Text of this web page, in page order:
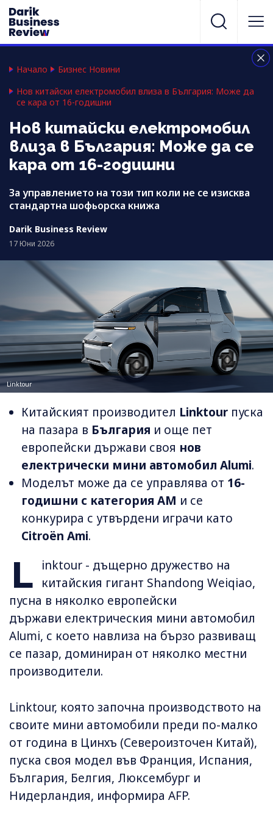
Начало
Бизнес Новини
Нов китайски електромобил влиза в България: Може да
се кара от 16-годишни
Нов китайски електромобил
влиза в България: Може да се
кара от 16-годишни
За управлението на този тип коли не се изисква
стандартна шофьорска книжа
Darik Business Review
17 Юни 2026
Linktour
Китайският производител Linktour пуска
на пазара в България и още пет
европейски държави своя нов
електрически мини автомобил Alumi.
Моделът може да се управлява от 16-
годишни с категория AM и се
конкурира с утвърдени играчи като
Citroën Ami.
L
inktour - дъщерно дружество на
китайския гигант Shandong Weiqiao,
пусна в няколко европейски
държави електрическия мини автомобил
Alumi, с което навлиза на бързо развиващ
се пазар, доминиран от няколко местни
производители.
Linktour, която започна производството на
своите мини автомобили преди по-малко
от година в Цинхъ (Североизточен Китай),
пуска своя модел във Франция, Испания,
България, Белгия, Люксембург и
Нидерландия, информира AFP.